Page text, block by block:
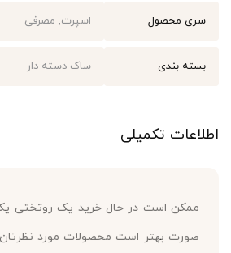
سری محصول اسپرت, مصرفی
بسته بندی ساک دسته دار
اطلاعات تکمیلی
ممکن است در حال خرید یک روتختی یک
صورت بهتر است محصولات مورد